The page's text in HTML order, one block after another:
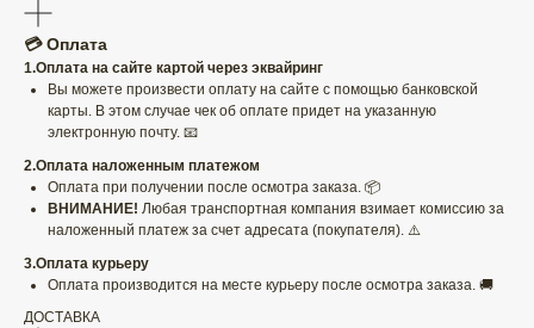
💳 Оплата
1.Оплата на сайте картой через эквайринг
Вы можете произвести оплату на сайте с помощью банковской
карты. В этом случае чек об оплате придет на указанную
электронную почту. 📧
2.Оплата наложенным платежом
Оплата при получении после осмотра заказа. 📦
ВНИМАНИЕ! Любая транспортная компания взимает комиссию за
наложенный платеж за счет адресата (покупателя). ⚠️
3.Оплата курьеру
Оплата производится на месте курьеру после осмотра заказа. 🚚
ДОСТАВКА